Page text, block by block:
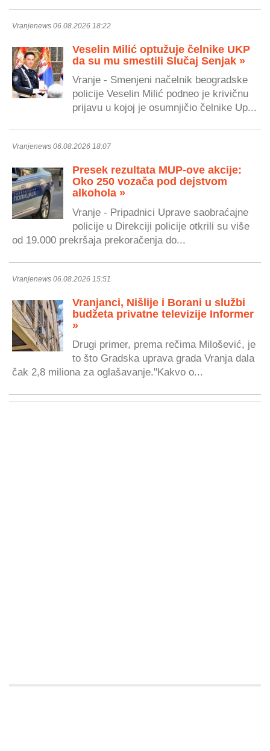
Vranjenews 06.08.2026 18:22
Veselin Milić optužuje čelnike UKP
da su mu smestili Slučaj Senjak »
Vranje - Smenjeni načelnik beogradske
policije Veselin Milić podneo je krivičnu
prijavu u kojoj je osumnjičio čelnike Up...
Vranjenews 06.08.2026 18:07
Presek rezultata MUP-ove akcije:
Oko 250 vozača pod dejstvom
alkohola »
Vranje - Pripadnici Uprave saobraćajne
policije u Direkciji policije otkrili su više
od 19.000 prekršaja prekoračenja do...
Vranjenews 06.08.2026 15:51
Vranjanci, Nišlije i Borani u službi
budžeta privatne televizije Informer
»
Drugi primer, prema rečima Milošević, je
to što Gradska uprava grada Vranja dala
čak 2,8 miliona za oglašavanje."Kakvo o...